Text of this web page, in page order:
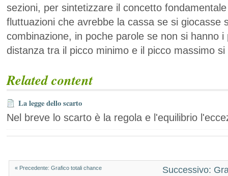
sezioni, per sintetizzare il concetto
fluttuazioni che avrebbe la cassa se si giocasse
combinazione, in poche parole se non si hanno
distanza tra il picco minimo e il picco massimo
Related content
La legge dello scarto
Nel breve lo scarto è la regola e l'equilibrio
« Precedente: Grafico totali chance Successivo: